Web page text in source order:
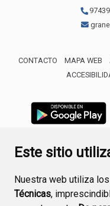
Este sitio
Nuestra web utiliza
Técnicas,
CONTACTO MAPA WEB